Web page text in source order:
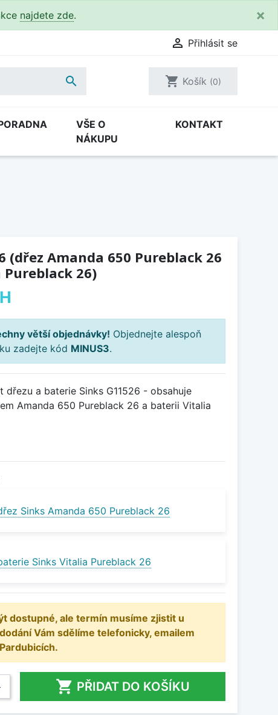
najdete zde. ×
 Přihlásit se
 shopping_cart Košík (0)
VŠE O
NÁKUPU
KONTAKT
(dřez Amanda 650 Pureblack 26
26)
větší objednávky! Objednejte alespoň
zadejte kód MINUS3.
dřezu a baterie Sinks G11526 - obsahuje
Amanda 650 Pureblack 26 a baterii Vitalia
Sinks Amanda 650 Pureblack 26
Sinks Vitalia Pureblack 26
dostupné, ale termín musíme zjistit u
Vám sdělíme telefonicky, emailem
 PŘIDAT DO KOŠÍKU